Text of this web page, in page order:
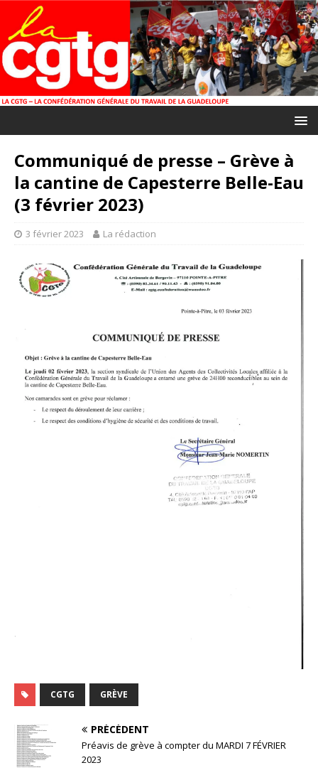
Communiqué de presse – Grève à
la cantine de Capesterre Belle-Eau
(3 février 2023)
3 février 2023 La rédaction
CGTG GRÈVE
PRÉCÉDENT
Préavis de grève à compter du MARDI 7 FÉVRIER
2023